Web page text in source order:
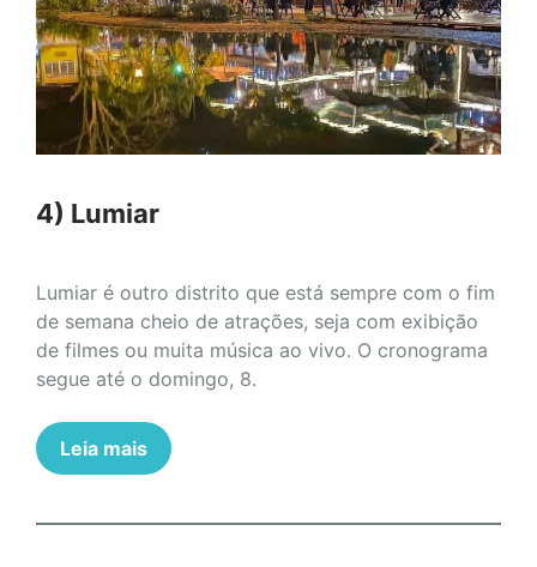
4) Lumiar
Lumiar é outro distrito que está sempre com o fim
de semana cheio de atrações, seja com exibição
de filmes ou muita música ao vivo. O cronograma
segue até o domingo, 8.
Leia mais